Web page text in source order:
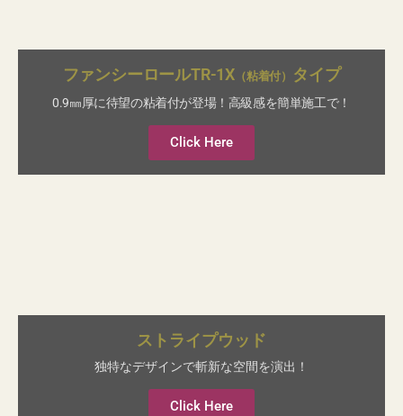
ファンシーロールTR-1X （粘着付） タイプ
0.9㎜厚に待望の粘着付が登場！高級感を簡単施工で！
Click Here
ストライプウッド
独特なデザインで斬新な空間を演出！
Click Here